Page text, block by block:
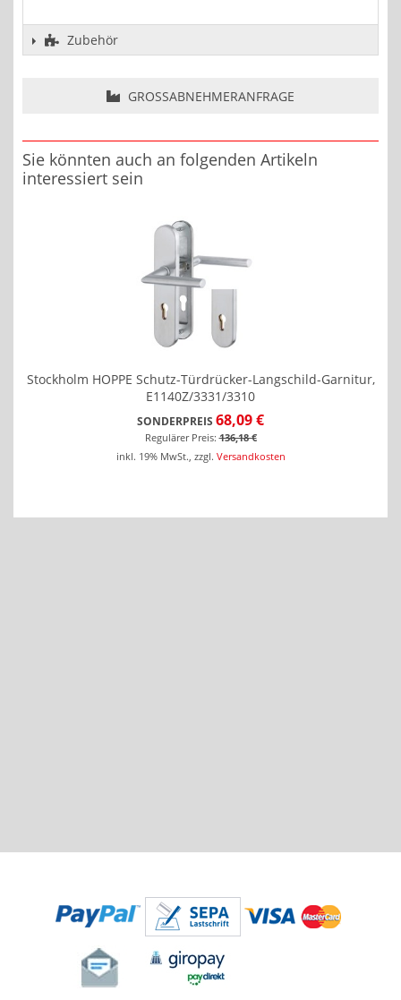
Zubehör
GROSSABNEHMERANFRAGE
Sie könnten auch an folgenden Artikeln
interessiert sein
Stockholm HOPPE Schutz-Türdrücker-Langschild-Garnitur,
E1140Z/3331/3310
SONDERPREIS 68,09 €
Regulärer Preis: 136,18 €
inkl. 19% MwSt., zzgl. Versandkosten